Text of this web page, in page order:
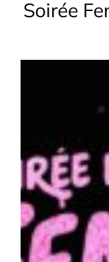
Soirée